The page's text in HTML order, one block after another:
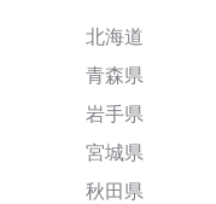
北海道
青森県
岩手県
宮城県
秋田県